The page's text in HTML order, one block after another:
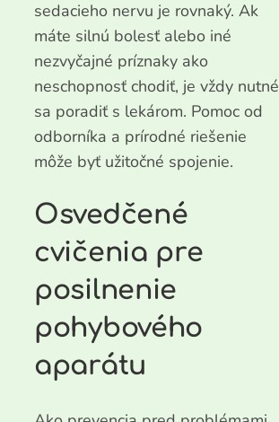
sedacieho nervu je rovnaký. Ak
máte silnú bolesť alebo iné
nezvyčajné príznaky ako
neschopnosť chodiť, je vždy nutné
sa poradiť s lekárom. Pomoc od
odborníka a prírodné riešenie
môže byť užitočné spojenie.
Osvedčené
cvičenia pre
posilnenie
pohybového
aparátu